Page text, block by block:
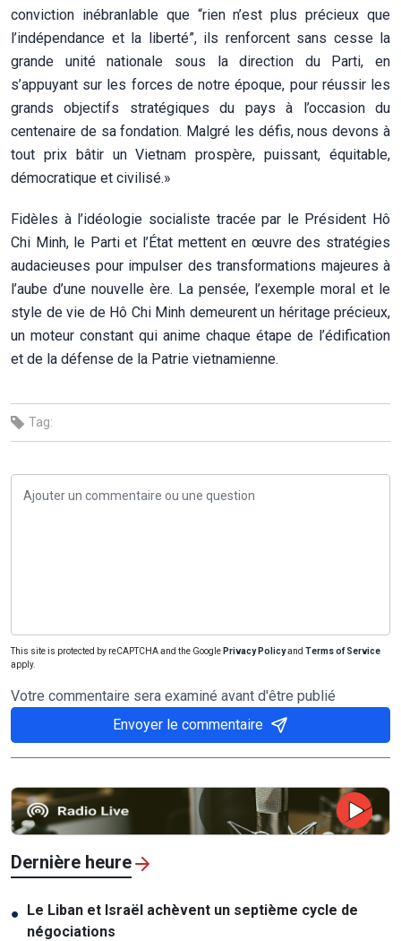
conviction inébranlable que “rien n’est plus précieux que
l’indépendance et la liberté”, ils renforcent sans cesse la
grande unité nationale sous la direction du Parti, en
s’appuyant sur les forces de notre époque, pour réussir les
grands objectifs stratégiques du pays à l’occasion du
centenaire de sa fondation. Malgré les défis, nous devons à
tout prix bâtir un Vietnam prospère, puissant, équitable,
démocratique et civilisé.»
Fidèles à l’idéologie socialiste tracée par le Président Hô
Chi Minh, le Parti et l’État mettent en œuvre des stratégies
audacieuses pour impulser des transformations majeures à
l’aube d’une nouvelle ère. La pensée, l’exemple moral et le
style de vie de Hô Chi Minh demeurent un héritage précieux,
un moteur constant qui anime chaque étape de l’édification
et de la défense de la Patrie vietnamienne.
Tag:
This site is protected by reCAPTCHA and the Google Privacy Policyand Terms of Service
apply.
Votre commentaire sera examiné avant d'être publié
Envoyer le commentaire
Dernière heure
● Le Liban et Israël achèvent un septième cycle de
négociations